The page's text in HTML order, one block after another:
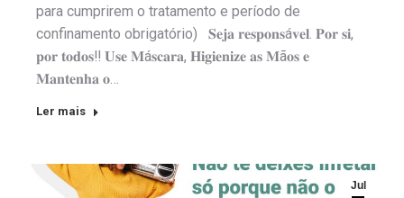
para cumprirem o tratamento e período de
confinamento obrigatório) 𝐒𝐞𝐣𝐚 𝐫𝐞𝐬𝐩𝐨𝐧𝐬á𝐯𝐞𝐥. 𝐏𝐨𝐫 𝐬𝐢,
𝐩𝐨𝐫 𝐭𝐨𝐝𝐨𝐬‼️ 𝐔𝐬𝐞 𝐌á𝐬𝐜𝐚𝐫𝐚, 𝐇𝐢𝐠𝐢𝐞𝐧𝐢𝐳𝐞 𝐚𝐬 𝐌ã𝐨𝐬 𝐞
𝐌𝐚𝐧𝐭𝐞𝐧𝐡𝐚 𝐨…
Ler mais
Jul